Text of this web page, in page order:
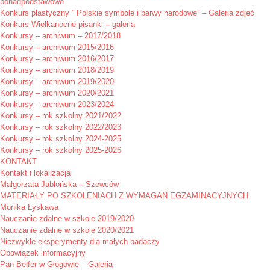
Konkurs plastyczny ” Polskie symbole i barwy narodowe” – Galeria zdjęć
Konkurs Wielkanocne pisanki – galeria
Konkursy – archiwum – 2017/2018
Konkursy – archiwum 2015/2016
Konkursy – archiwum 2016/2017
Konkursy – archiwum 2018/2019
Konkursy – archiwum 2019/2020
Konkursy – archiwum 2020/2021
Konkursy – archiwum 2023/2024
Konkursy – rok szkolny 2021/2022
Konkursy – rok szkolny 2022/2023
Konkursy – rok szkolny 2024-2025
Konkursy – rok szkolny 2025-2026
KONTAKT
Kontakt i lokalizacja
Małgorzata Jabłońska – Szewców
MATERIAŁY PO SZKOLENIACH Z WYMAGAŃ EGZAMINACYJNYCH
Monika Łyskawa
Nauczanie zdalne w szkole 2019/2020
Nauczanie zdalne w szkole 2020/2021
Niezwykłe eksperymenty dla małych badaczy
Obowiązek informacyjny
Pan Belfer w Głogowie – Galeria